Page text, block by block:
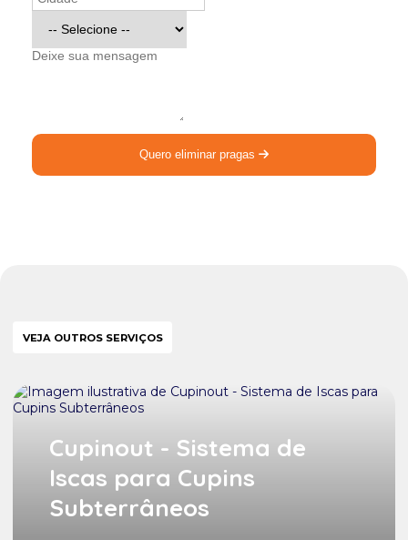
Quero eliminar pragas
VEJA OUTROS SERVIÇOS
Cupinout - Sistema de
Iscas para Cupins
Subterrâneos